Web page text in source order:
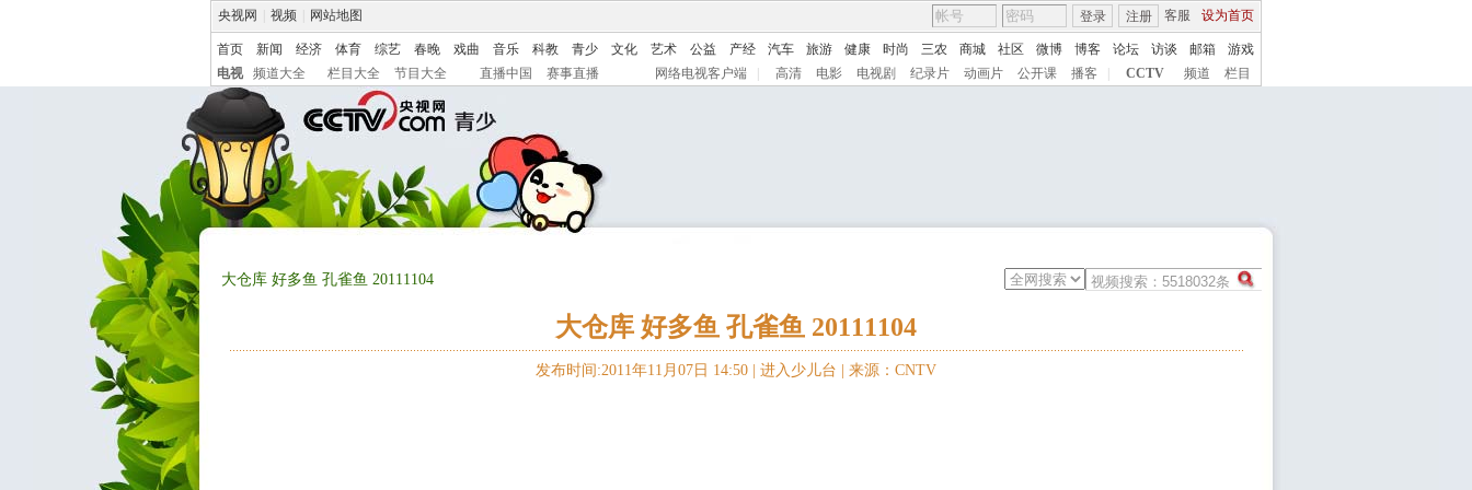
央视网 视频 网站地图 客服 设为首页
登录 注册
首页 新闻 经济 体育 综艺 春晚 戏曲 音乐 科教 青少 文化 艺术 公益 产经 汽车 旅游 健康 时尚 三农 商城 社区 微博 博客 论坛 访谈 邮箱
游戏
电视
频道大全 栏目大全 节目大全 直播中国 赛事直播 网络电视客户端 高清 电影 电视剧 纪录片 动画片 公开课 播客 CCTV 频道 栏目
大仓库 好多鱼 孔雀鱼 20111104
大仓库 好多鱼 孔雀鱼 20111104
发布时间:2011年11月07日 14:50 | 进入少儿台 来源：CNTV